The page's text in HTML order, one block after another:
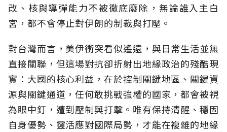
改、核與導彈能力不被徹底廢除，無論誰入主白
宮，都不會停止對伊朗的制裁與打壓。
對台灣而言，美伊衝突看似遙遠，與日常生活並無
直接關聯，但這場對抗卻折射出地緣政治的殘酷現
實：大國的核心利益，在於控制關鍵地區、關鍵資
源與關鍵通道，任何敢挑戰強權的國家，都會被視
為眼中釘，遭到壓制與打擊。唯有保持清醒、穩固
自身優勢、靈活應對國際局勢，才能在複雜的地緣